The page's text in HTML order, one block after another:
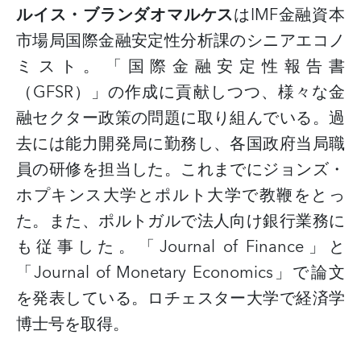
ルイス・ブランダオマルケスはIMF金融資本
市場局国際金融安定性分析課のシニアエコノ
ミスト。「国際金融安定性報告書
（GFSR）」の作成に貢献しつつ、様々な金
融セクター政策の問題に取り組んでいる。過
去には能力開発局に勤務し、各国政府当局職
員の研修を担当した。これまでにジョンズ・
ホプキンス大学とポルト大学で教鞭をとっ
た。また、ポルトガルで法人向け銀行業務に
も従事した。「 Journal of Finance 」と
「Journal of Monetary Economics」で論文
を発表している。ロチェスター大学で経済学
博士号を取得。